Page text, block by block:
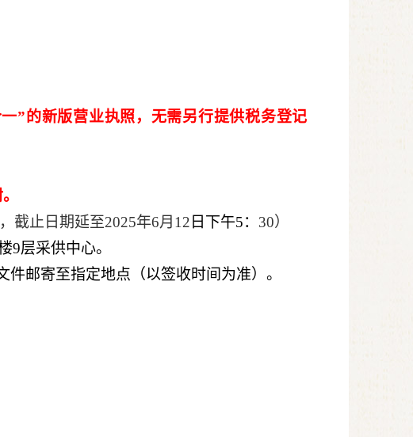
”的新版营业执照，无需另行提供税务登记
。
截止日期延至2025年6月12 日下午5： 30）
9层采供中心。
邮寄至指定地点（以签收时间为准）。